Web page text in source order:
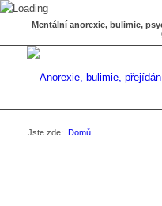
Mentální anorexie, bulimie,
Jste zde: Domů